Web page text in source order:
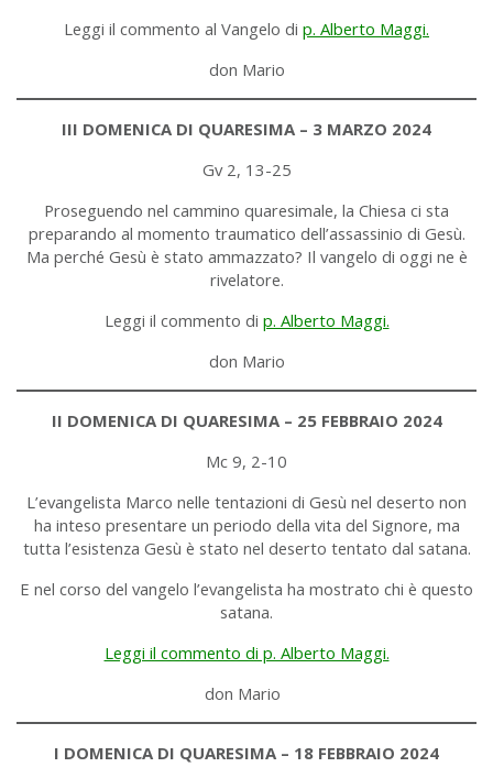
Leggi il commento al Vangelo di p. Alberto Maggi.
don Mario
III DOMENICA DI QUARESIMA – 3 MARZO 2024
Gv 2, 13-25
Proseguendo nel cammino quaresimale, la Chiesa ci sta
preparando al momento traumatico dell’assassinio di Gesù.
Ma perché Gesù è stato ammazzato? Il vangelo di oggi ne è
rivelatore.
Leggi il commento di p. Alberto Maggi.
don Mario
II DOMENICA DI QUARESIMA – 25 FEBBRAIO 2024
Mc 9, 2-10
L’evangelista Marco nelle tentazioni di Gesù nel deserto non
ha inteso presentare un periodo della vita del Signore, ma
tutta l’esistenza Gesù è stato nel deserto tentato dal satana.
E nel corso del vangelo l’evangelista ha mostrato chi è questo
satana.
Leggi il commento di p. Alberto Maggi.
don Mario
I DOMENICA DI QUARESIMA – 18 FEBBRAIO 2024